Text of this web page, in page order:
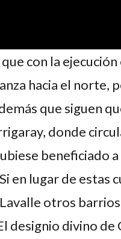
con la ejecución
hacia el norte,
que siguen
donde
beneficiado
en lugar de estas
otros
designio divino